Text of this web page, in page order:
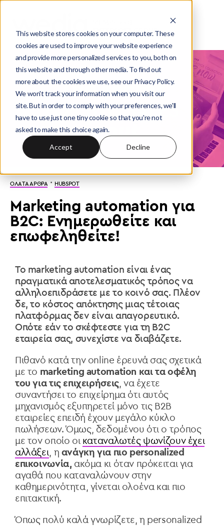
This website stores cookies on your computer. These
cookies are used to improve your website experience
and provide more personalized services to you, both on
this website and through other media. To find out
more about the cookies we use, see our Privacy Policy.
We won't track your information when you visit our
site. But in order to comply with your preferences, we'll
have to use just one tiny cookie so that you're not
asked to make this choice again.
Accept Decline
ΟΛΑ ΤΑ ΑΡΘΡΑ· HUBSPOT
Μarketing automation για
B2C: Ενημερωθείτε και
επωφεληθείτε!
Το marketing automation είναι ένας
πραγματικά αποτελεσματικός τρόπος να
αλληλοεπιδράσετε με το κοινό σας. Πλέον
δε, το κόστος απόκτησης μιας τέτοιας
πλατφόρμας δεν είναι απαγορευτικό.
Οπότε εάν το σκέφτεστε για τη B2C
εταιρεία σας, συνεχίστε να διαβάζετε.
Πιθανό κατά την online έρευνά σας σχετικά
με το marketing automation και τα οφέλη
του για τις επιχειρήσεις, να έχετε
συναντήσει το επιχείρημα ότι αυτός
μηχανισμός εξυπηρετεί μόνο τις B2B
εταιρείες επειδή έχουν μεγάλο κύκλο
πωλήσεων. Όμως, δεδομένου ότι ο τρόπος
με τον οποίο οι καταναλωτές ψωνίζουν έχει
αλλάξει, η ανάγκη για πιο personalized
επικοινωνία,ακόμα κι όταν πρόκειται για
αγαθά που καταναλώνουν στην
καθημερινότητα, γίνεται ολοένα και πιο
επιτακτική.
Όπως πολύ καλά γνωρίζετε, η personalized